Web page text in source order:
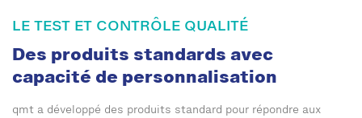
LE TEST ET CONTRÔLE QUALITÉ
Des produits standards avec
capacité de personnalisation
qmt a développé des produits standard pour répondre aux